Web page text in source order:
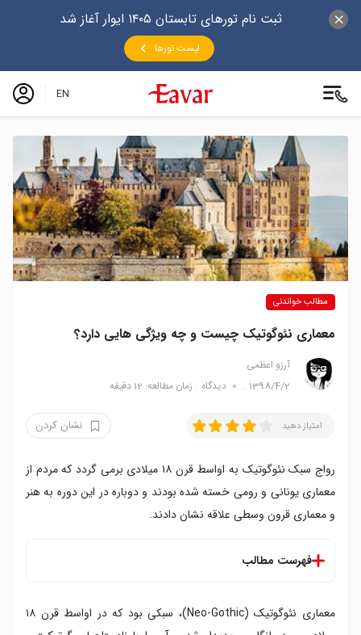
ثبت نام تورهای تابستان ۱۴۰۵ ایوار آغاز شد
لیست تورها
EN
مطالب خواندنی
معماری نئوگوتیک چیست و چه ویژگی هایی دارد؟
آرزو اعظمی
1398/4/2
0 دیدگاه زمان مطالعه: 12 دقیقه
امتیاز دهید نشان کردن
رواج سبک نئوگوتیک به اواسط قرن ۱۸ میلادی برمی گردد که مردم از
معماری یونانی و رومی خسته شده بودند و دوباره در این دوره به هنر
و معماری قرون وسطی علاقه نشان دادند.
فهرست مطالب
ویژگی های معماری نئوگوتیک
معماری نئوگوتیک (Neo-Gothic)، سبکی بود که در اواسط قرن ۱۸